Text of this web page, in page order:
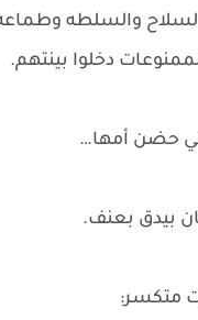
والسلطه
دخلوا بينتهم.
حضن أمها…
بيدق بعنف.
متكسر: